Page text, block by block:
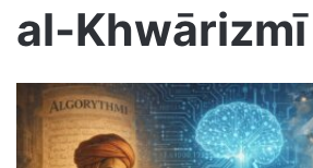
al-Khwārizmī